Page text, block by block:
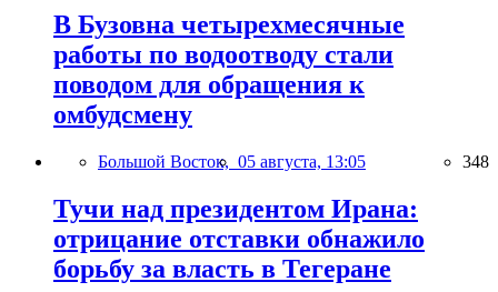
В Бузовна четырехмесячные
работы по водоотводу стали
поводом для обращения к
омбудсмену
Большой Восток, 05 августа, 13:05 348
Тучи над президентом Ирана:
отрицание отставки обнажило
борьбу за власть в Тегеране